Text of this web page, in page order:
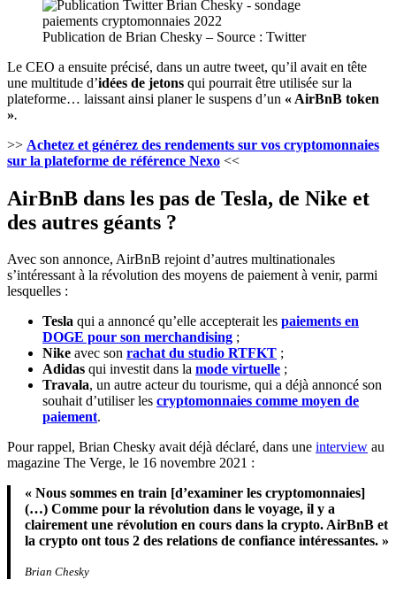
Publication de Brian Chesky – Source : Twitter
Le CEO a ensuite précisé, dans un autre tweet, qu’il avait en tête
une multitude d’idées de jetons qui pourrait être utilisée sur la
plateforme… laissant ainsi planer le suspens d’un « AirBnB token
».
>> Achetez et générez des rendements sur vos cryptomonnaies
sur la plateforme de référence Nexo <<
AirBnB dans les pas de Tesla, de Nike et
des autres géants ?
Avec son annonce, AirBnB rejoint d’autres multinationales
s’intéressant à la révolution des moyens de paiement à venir, parmi
lesquelles :
Tesla qui a annoncé qu’elle accepterait les paiements en
DOGE pour son merchandising ;
Nike avec son rachat du studio RTFKT ;
Adidas qui investit dans la mode virtuelle ;
Travala, un autre acteur du tourisme, qui a déjà annoncé son
souhait d’utiliser les cryptomonnaies comme moyen de
paiement.
Pour rappel, Brian Chesky avait déjà déclaré, dans une interview au
magazine The Verge, le 16 novembre 2021 :
« Nous sommes en train [d’examiner les cryptomonnaies]
(…) Comme pour la révolution dans le voyage, il y a
clairement une révolution en cours dans la crypto. AirBnB et
la crypto ont tous 2 des relations de confiance intéressantes. »
Brian Chesky